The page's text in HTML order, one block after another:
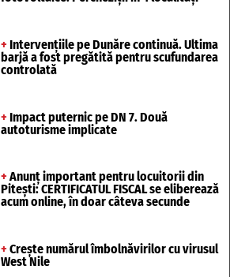
+ Intervențiile pe Dunăre continuă. Ultima
barjă a fost pregătită pentru scufundarea
controlată
+ Impact puternic pe DN 7. Două
autoturisme implicate
+ Anunț important pentru locuitorii din
Pitești: CERTIFICATUL FISCAL se eliberează
acum online, în doar câteva secunde
+ Crește numărul îmbolnăvirilor cu virusul
West Nile